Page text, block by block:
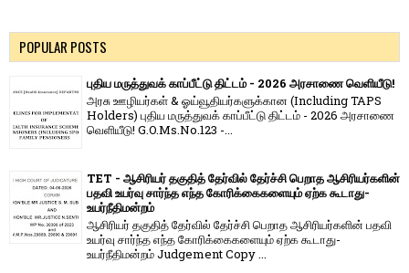
POPULAR POSTS
புதிய மருத்துவக் காப்பீட்டு திட்டம் - 2026 அரசாணை வெளியீடு!
அரசு ஊழியர்கள் & ஓய்வூதியர்களுக்கான (Including TAPS
Holders) புதிய மருத்துவக் காப்பீட்டு திட்டம் - 2026 அரசாணை
வெளியீடு! G.O.Ms.No.123 -...
TET - ஆசிரியர் தகுதித் தேர்வில் தேர்ச்சி பெறாத ஆசிரியர்களின்
பதவி உயர்வு சார்ந்த எந்த கோரிக்கைகளையும் ஏற்க கூடாது-
உயர்நீதிமன்றம்
ஆசிரியர் தகுதித் தேர்வில் தேர்ச்சி பெறாத ஆசிரியர்களின் பதவி
உயர்வு சார்ந்த எந்த கோரிக்கைகளையும் ஏற்க கூடாது-
உயர்நீதிமன்றம் Judgement Copy ...